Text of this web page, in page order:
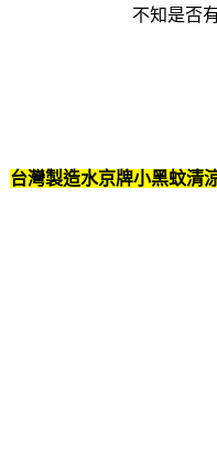
不知是否
台灣製造水京牌小黑蚊清